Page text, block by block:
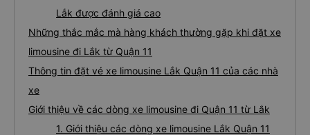
Lắk được đánh giá cao
Những thắc mắc mà hàng khách thường gặp khi đặt xe
limousine đi Lắk từ Quận 11
Thông tin đặt vé xe limousine Lắk Quận 11 của các nhà
xe
Giới thiệu về các dòng xe limousine đi Quận 11 từ Lắk
1. Giới thiệu các dòng xe limousine Lắk Quận 11